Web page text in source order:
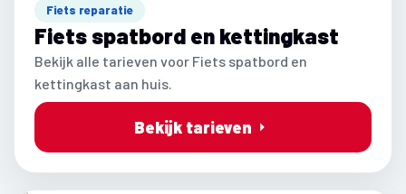
Fiets reparatie
Fiets spatbord en kettingkast
Bekijk alle tarieven voor Fiets spatbord en
kettingkast aan huis.
Bekijk tarieven